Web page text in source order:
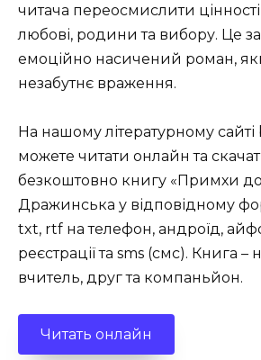
читача переосмислити
любові, родини та вибору. Це
емоційно насичений роман,
незабутнє враження.
На нашому літературному
можете читати онлайн та
безкоштовно книгу «Примхи
Дражинська у відповідному
txt, rtf на телефон, андроїд,
реєстрації та sms (смс). Книга
вчитель, друг та компаньйон.
Читать онлайн